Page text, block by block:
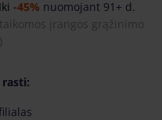
Iki -45% nuomojant 91+ d.
įrangos grąžinimo